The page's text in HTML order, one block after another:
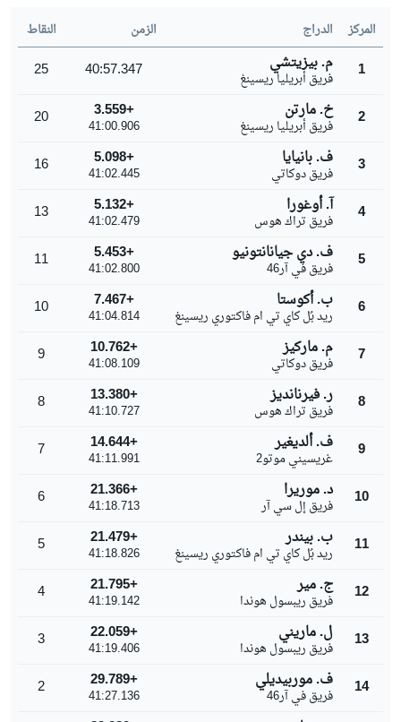
المركز الدراج الزمن النقاط
1 م. بيزيتشي
فريق أبريليا ريسينغ 40:57.347
25
2
خ. مارتن
فريق أبريليا ريسينغ
+3.559
41:00.906
20
3
ف. بانيايا
فريق دوكاتي
+5.098
41:02.445
16
4
آ. أوغورا
فريق تراك هوس
+5.132
41:02.479
13
5
ف. دي جيانانتونيو
فريق في آر46
+5.453
41:02.800
11
6
ب. أكوستا
ريد بُل كاي تي ام فاكتوري ريسينغ
+7.467
41:04.814
10
7
م. ماركيز
فريق دوكاتي
+10.762
41:08.109
9
8
ر. فيرنانديز
فريق تراك هوس
+13.380
41:10.727
8
9
ف. ألديغير
غريسيني موتو2
+14.644
41:11.991
7
10
د. موريرا
فريق إل سي آر
+21.366
41:18.713
6
11
ب. بيندر
ريد بُل كاي تي ام فاكتوري ريسينغ
+21.479
41:18.826
5
12
ج. مير
فريق ريبسول هوندا
+21.795
41:19.142
4
13
ل. ماريني
فريق ريبسول هوندا
+22.059
41:19.406
3
14
ف. موربيديلي
فريق في آر46
+29.789
41:27.136
2